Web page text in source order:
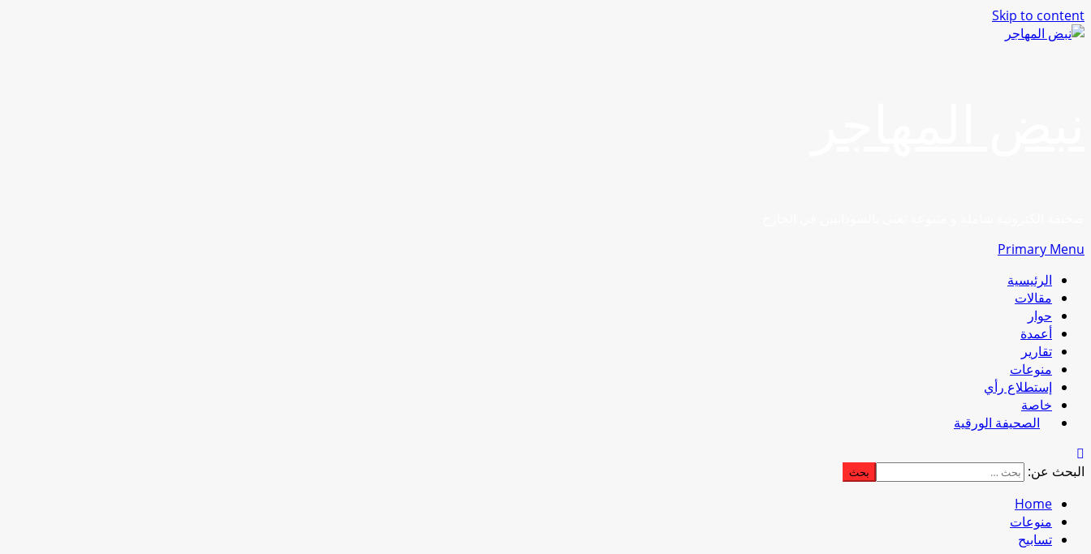
Skip to content
Primary Menu
الرئيسية
مقالات
حوار
أعمدة
تقارير
منوعات
إستطلاع رأي
خاصة
الصحيفة الورقية
البحث عن:
Home
منوعات
تسابيح